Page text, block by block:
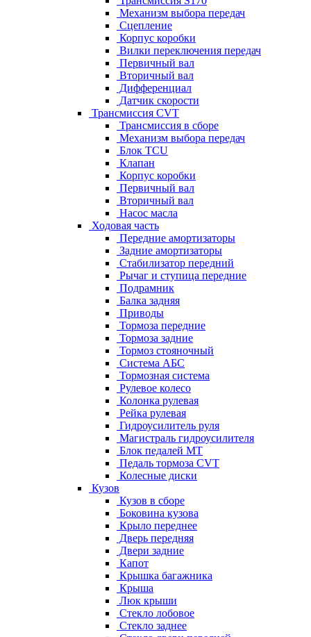
Механизм выбора передач
Сцепление
Корпус коробки
Вилки переключения передач
Первичный вал
Вторичный вал
Дифференциал
Датчик скорости
Трансмиссия CVT
Трансмиссия в сборе
Механизм выбора передач
Блок TCU
Клапан
Корпус коробки
Первичный вал
Вторичный вал
Насос масла
Ходовая часть
Передние амортизаторы
Задние амортизаторы
Стабилизатор передний
Рычаг и ступица передние
Подрамник
Балка задняя
Приводы
Тормоза передние
Тормоза задние
Тормоз стояночный
Система АБС
Тормозная система
Рулевое колесо
Колонка рулевая
Рейка рулевая
Гидроусилитель руля
Магистраль гидроусилителя
Блок педалей МТ
Педаль тормоза CVT
Колесные диски
Кузов
Кузов в сборе
Боковина кузова
Крыло переднее
Дверь передняя
Двери задние
Капот
Крышка багажника
Крыша
Люк крыши
Стекло лобовое
Стекло заднее